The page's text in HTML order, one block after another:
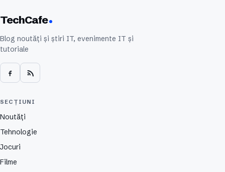
TechCafe
Blog noutăți și știri IT, evenimente IT și
tutoriale
SECȚIUNI
Noutăți
Tehnologie
Jocuri
Filme